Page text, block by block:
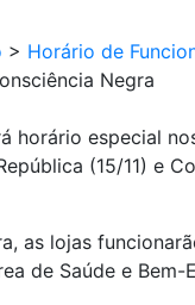
> Horário de
Negra
horário especial
(15/11) e
as lojas
de Saúde e